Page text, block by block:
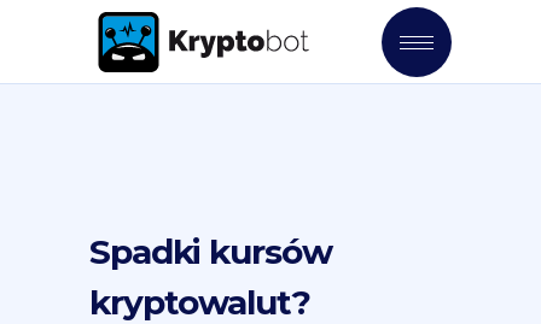
Spadki kursów
kryptowalut?